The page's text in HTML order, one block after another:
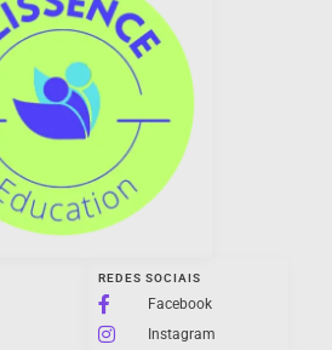
REDES SOCIAIS
Facebook
Instagram